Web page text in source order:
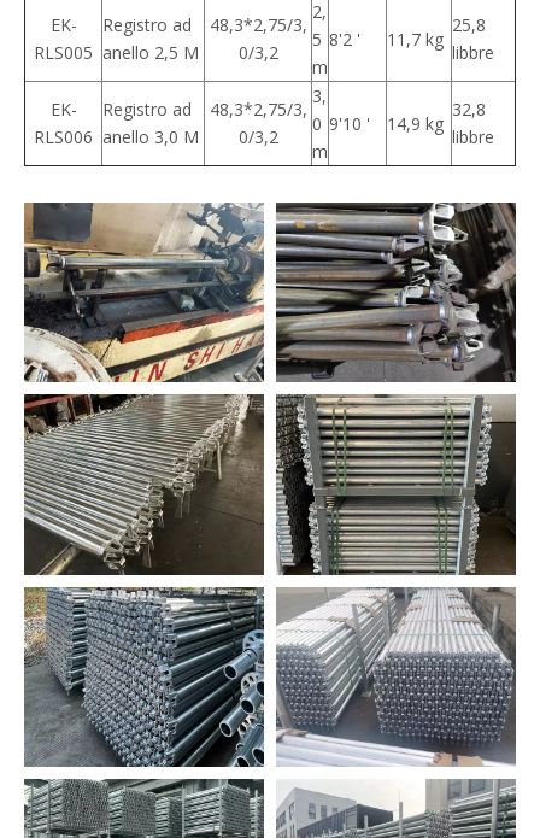
EK-
RLS005
Registro ad
anello 2,5 M
48,3*2,75/3,
0/3,2
2,
5
m
8'2 ' 11,7 kg
25,8
libbre
EK-
RLS006
Registro ad
anello 3,0 M
48,3*2,75/3,
0/3,2
3,
0
m
9'10 ' 14,9 kg
32,8
libbre